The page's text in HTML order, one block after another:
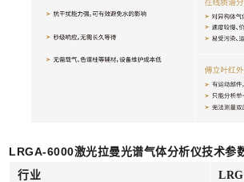
LRGA-6000激光拉曼光谱气体分析仪技术参
行业